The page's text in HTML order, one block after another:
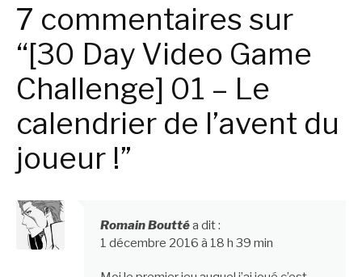
7 commentaires sur
“[30 Day Video Game
Challenge] 01 – Le
calendrier de l’avent du
joueur !”
Romain Bouttéa dit :
1 décembre 2016 à 18 h 39 min